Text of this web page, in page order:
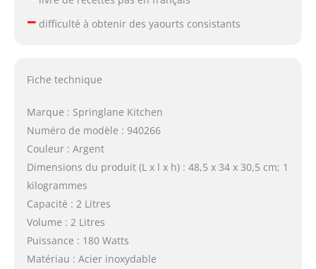
–difficulté à obtenir des yaourts consistants
Fiche technique
Marque : Springlane Kitchen
Numéro de modèle : 940266
Couleur : Argent
Dimensions du produit (L x l x h) : 48,5 x 34 x 30,5 cm; 1
kilogrammes
Capacité : 2 Litres
Volume : 2 Litres
Puissance : 180 Watts
Matériau : Acier inoxydable